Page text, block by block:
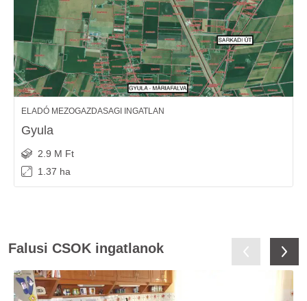
ELADÓ MEZOGAZDASAGI INGATLAN
Gyula
2.9 M Ft
1.37 ha
Falusi CSOK ingatlanok